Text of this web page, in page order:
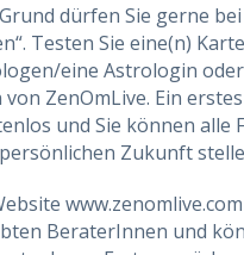
dürfen Sie gerne
Testen Sie eine(n)
eine Astrologin
ZenOmLive. Ein
und Sie können alle
Zukunft
BeraterInnen und